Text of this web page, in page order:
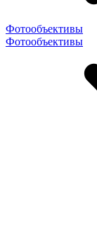
Фотообъективы
Фотообъективы